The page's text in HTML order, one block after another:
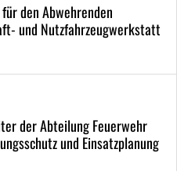
den Abwehrenden
und Nutzfahrzeugwerkstatt
der Abteilung Feuerwehr
und Einsatzplanung